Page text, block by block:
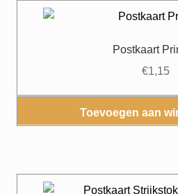
Postkaart
€1,15
Toevoegen aan